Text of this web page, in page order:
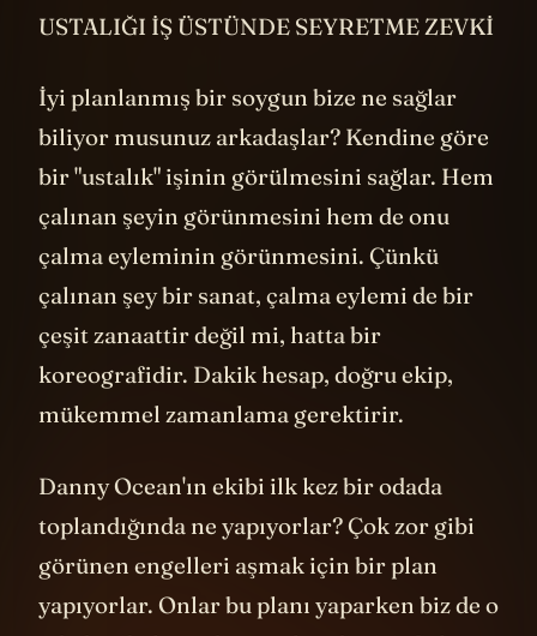
İyi planlanmış bir soygun bize ne sağlar
biliyor musunuz arkadaşlar? Kendine göre
bir "ustalık" işinin görülmesini sağlar. Hem
çalınan şeyin görünmesini hem de onu
çalma eyleminin görünmesini. Çünkü
çalınan şey bir sanat, çalma eylemi de bir
çeşit zanaattir değil mi, hatta bir
koreografidir. Dakik hesap, doğru ekip,
Danny Ocean'ın ekibi ilk kez bir odada
toplandığında ne yapıyorlar? Çok zor gibi
görünen engelleri aşmak için bir plan